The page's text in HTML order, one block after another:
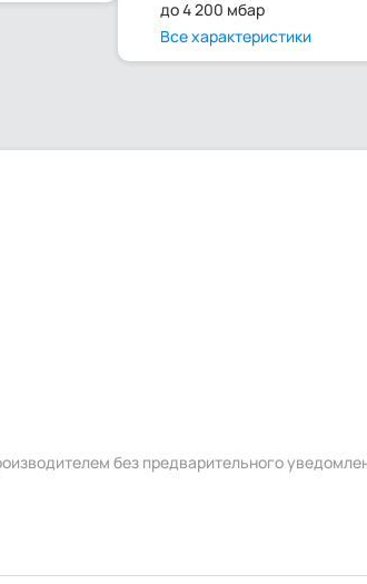
до 4 200 мбар
Все характеристики
без предварительного